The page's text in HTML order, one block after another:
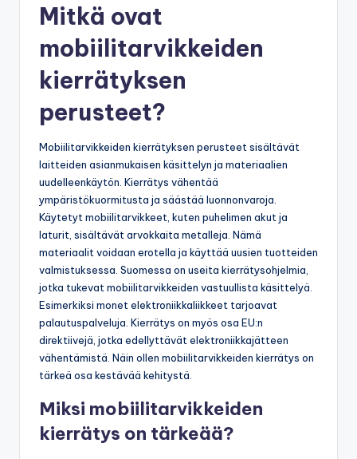
Mitkä ovat
mobiilitarvikkeiden
kierrätyksen
perusteet?
Mobiilitarvikkeiden kierrätyksen perusteet sisältävät
laitteiden asianmukaisen käsittelyn ja materiaalien
uudelleenkäytön. Kierrätys vähentää
ympäristökuormitusta ja säästää luonnonvaroja.
Käytetyt mobiilitarvikkeet, kuten puhelimen akut ja
laturit, sisältävät arvokkaita metalleja. Nämä
materiaalit voidaan erotella ja käyttää uusien tuotteiden
valmistuksessa. Suomessa on useita kierrätysohjelmia,
jotka tukevat mobiilitarvikkeiden vastuullista käsittelyä.
Esimerkiksi monet elektroniikkaliikkeet tarjoavat
palautuspalveluja. Kierrätys on myös osa EU:n
direktiivejä, jotka edellyttävät elektroniikkajätteen
vähentämistä. Näin ollen mobiilitarvikkeiden kierrätys on
tärkeä osa kestävää kehitystä.
Miksi mobiilitarvikkeiden
kierrätys on tärkeää?